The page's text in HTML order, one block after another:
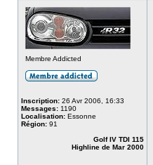
Membre Addicted
Inscription: 26 Avr 2006, 16:33
Messages: 1190
Localisation: Essonne
Région: 91
Golf IV TDI 115
Highline de Mar 2000